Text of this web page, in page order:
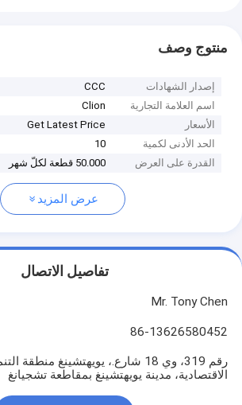
منتوج وصف
إصدار الشهادات
CCC
اسم العلامة التجارية
Clion
الأسعار
Get Latest Price
الحد الأدنى لكمية
10
القدرة على العرض
50.000 قطعة لكلّ شهر
عرض المزيد
تفاصيل الاتصال
Mr. Tony Chen
86-13626580452
رقم 319، وي 18 شارع.، يويهتشينغ منطقة
الاقتصادية، مدينة يويهتشينغ بمقاطعة تشجيانغ